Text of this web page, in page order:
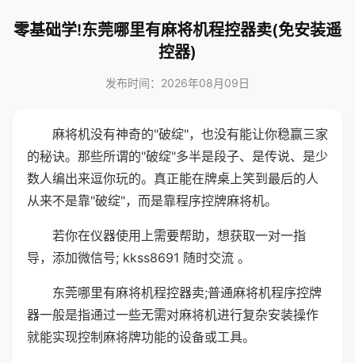
零基础学!东莞哪里有麻将机程控器卖(免安装遥
控器)
发布时间：2026年08月09日
麻将机没有神奇的"破绽"，也没有能让你稳赢三家
的秘诀。那些所谓的"破绽"多半是段子、是传说、是少
数人编出来逗你玩的。真正能在牌桌上笑到最后的人
从来不是靠"破绽"，而是靠程序控牌麻将机。
若你在仪器使用上需要帮助，想获取一对一指
导，添加微信号; kkss8691 随时交流 。
东莞哪里有麻将机程控器卖;普通麻将机程序控牌
器一般是指通过一些无需对麻将机进行复杂安装操作
就能实现控制麻将牌功能的设备或工具。